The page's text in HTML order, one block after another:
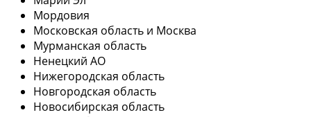
Мордовия
Московская область и Москва
Мурманская область
Ненецкий АО
Нижегородская область
Новгородская область
Новосибирская область